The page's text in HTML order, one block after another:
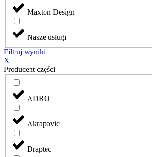
Maxton Design
Nasze usługi
Filtruj wyniki
X
Producent części
ADRO
Akrapovic
Draptec